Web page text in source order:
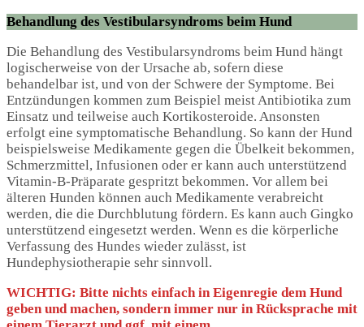
Behandlung des Vestibularsyndroms beim Hund
Die Behandlung des Vestibularsyndroms beim Hund hängt
logischerweise von der Ursache ab, sofern diese
behandelbar ist, und von der Schwere der Symptome. Bei
Entzündungen kommen zum Beispiel meist Antibiotika zum
Einsatz und teilweise auch Kortikosteroide. Ansonsten
erfolgt eine symptomatische Behandlung. So kann der Hund
beispielsweise Medikamente gegen die Übelkeit bekommen,
Schmerzmittel, Infusionen oder er kann auch unterstützend
Vitamin-B-Präparate gespritzt bekommen. Vor allem bei
älteren Hunden können auch Medikamente verabreicht
werden, die die Durchblutung fördern. Es kann auch Gingko
unterstützend eingesetzt werden. Wenn es die körperliche
Verfassung des Hundes wieder zulässt, ist
Hundephysiotherapie sehr sinnvoll.
WICHTIG: Bitte nichts einfach in Eigenregie dem Hund
geben und machen, sondern immer nur in Rücksprache mit